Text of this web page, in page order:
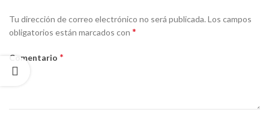
Tu dirección de correo electrónico no será publicada.Los campos
obligatorios están marcados con *
Comentario *